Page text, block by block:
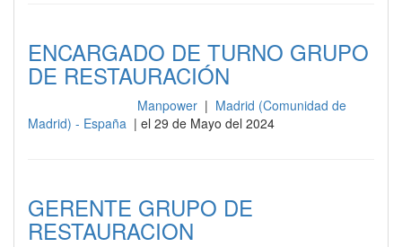
ENCARGADO DE TURNO GRUPO
DE RESTAURACIÓN
Manpower | Madrid (Comunidad de
Madrid) - España | el 29 de Mayo del 2024
GERENTE GRUPO DE
RESTAURACION